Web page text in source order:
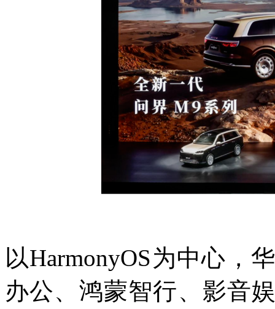
以HarmonyOS为中心，
办公、鸿蒙智行、影音